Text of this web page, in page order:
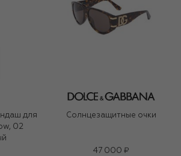
для
02
Солнцезащитные очки
47 000 ₽